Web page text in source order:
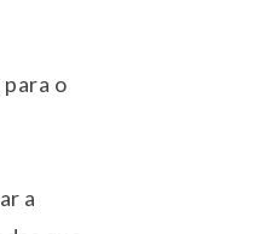
o
a